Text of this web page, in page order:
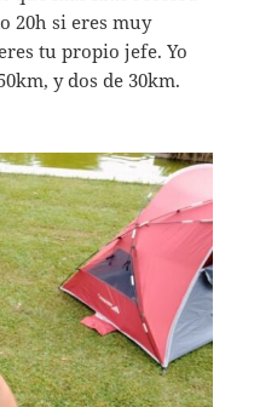
20h si eres muy
tu propio jefe. Yo
y dos de 30km.